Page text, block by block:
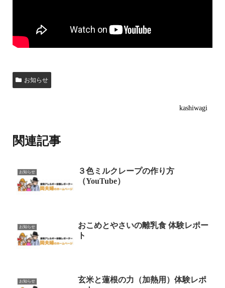
お知らせ
kashiwagi
関連記事
お知らせ
３色ミルクレープの作り方
（YouTube）
お知らせ
おこめとやさいの離乳食 体験レポー
ト
お知らせ
玄米と蓮根の力（加熱用）体験レポ